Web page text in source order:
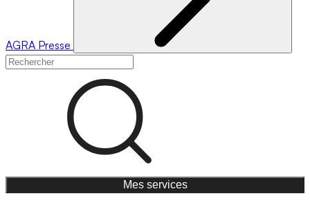
AGRA Presse
Mes services